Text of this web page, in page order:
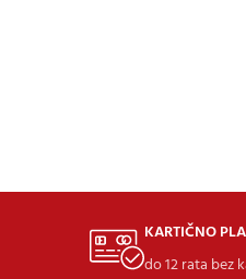
KARTIČNO
do 12 rata bez